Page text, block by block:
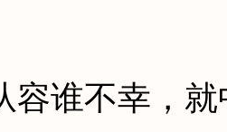
谁不幸，就